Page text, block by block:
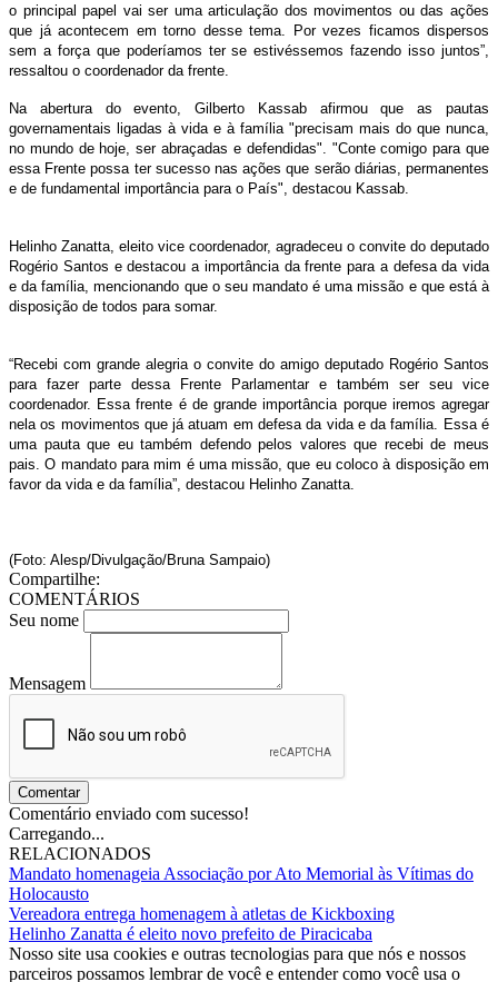
o principal papel vai ser uma articulação dos movimentos ou das ações
que já acontecem em torno desse tema. Por vezes ficamos dispersos
sem a força que poderíamos ter se estivéssemos fazendo isso juntos”,
ressaltou o coordenador da frente.
Na abertura do evento, Gilberto Kassab afirmou que as pautas
governamentais ligadas à vida e à família "precisam mais do que nunca,
no mundo de hoje, ser abraçadas e defendidas". "Conte comigo para que
essa Frente possa ter sucesso nas ações que serão diárias, permanentes
e de fundamental importância para o País", destacou Kassab.
Helinho Zanatta, eleito vice coordenador, agradeceu o convite do deputado
Rogério Santos e destacou a importância da frente para a defesa da vida
e da família, mencionando que o seu mandato é uma missão e que está à
disposição de todos para somar.
“Recebi com grande alegria o convite do amigo deputado Rogério Santos
para fazer parte dessa Frente Parlamentar e também ser seu vice
coordenador. Essa frente é de grande importância porque iremos agregar
nela os movimentos que já atuam em defesa da vida e da família. Essa é
uma pauta que eu também defendo pelos valores que recebi de meus
pais. O mandato para mim é uma missão, que eu coloco à disposição em
favor da vida e da família”, destacou Helinho Zanatta.
(Foto: Alesp/Divulgação/Bruna Sampaio)
Compartilhe:
COMENTÁRIOS
Seu nome
Mensagem
Comentar
Comentário enviado com sucesso!
Carregando...
RELACIONADOS
Mandato homenageia Associação por Ato Memorial às Vítimas do
Holocausto
Vereadora entrega homenagem à atletas de Kickboxing
Helinho Zanatta é eleito novo prefeito de Piracicaba
Nosso site usa cookies e outras tecnologias para que nós e nossos
parceiros possamos lembrar de você e entender como você usa o